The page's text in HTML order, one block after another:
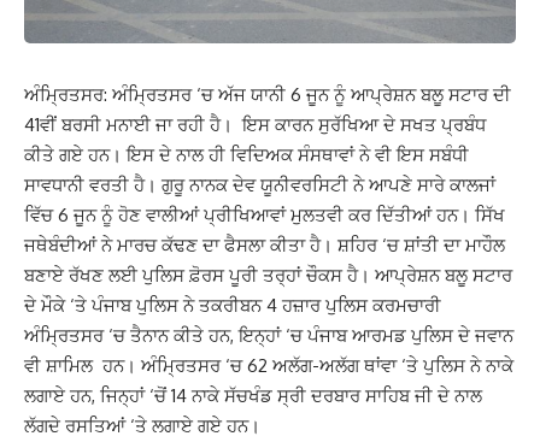
ਅੰਮ੍ਰਿਤਸਰ: ਅੰਮ੍ਰਿਤਸਰ ‘ਚ ਅੱਜ ਯਾਨੀ 6 ਜੂਨ ਨੂੰ ਆਪ੍ਰੇਸ਼ਨ ਬਲੂ ਸਟਾਰ ਦੀ
41ਵੀਂ ਬਰਸੀ ਮਨਾਈ ਜਾ ਰਹੀ ਹੈ। ਇਸ ਕਾਰਨ ਸੁਰੱਖਿਆ ਦੇ ਸਖਤ ਪ੍ਰਬੰਧ
ਕੀਤੇ ਗਏ ਹਨ। ਇਸ ਦੇ ਨਾਲ ਹੀ ਵਿਦਿਅਕ ਸੰਸਥਾਵਾਂ ਨੇ ਵੀ ਇਸ ਸਬੰਧੀ
ਸਾਵਧਾਨੀ ਵਰਤੀ ਹੈ। ਗੁਰੂ ਨਾਨਕ ਦੇਵ ਯੂਨੀਵਰਸਿਟੀ ਨੇ ਆਪਣੇ ਸਾਰੇ ਕਾਲਜਾਂ
ਵਿੱਚ 6 ਜੂਨ ਨੂੰ ਹੋਣ ਵਾਲੀਆਂ ਪ੍ਰੀਖਿਆਵਾਂ ਮੁਲਤਵੀ ਕਰ ਦਿੱਤੀਆਂ ਹਨ। ਸਿੱਖ
ਜਥੇਬੰਦੀਆਂ ਨੇ ਮਾਰਚ ਕੱਢਣ ਦਾ ਫੈਸਲਾ ਕੀਤਾ ਹੈ। ਸ਼ਹਿਰ ‘ਚ ਸ਼ਾਂਤੀ ਦਾ ਮਾਹੌਲ
ਬਣਾਏ ਰੱਖਣ ਲਈ ਪੁਲਿਸ ਫ਼ੋਰਸ ਪੂਰੀ ਤਰ੍ਹਾਂ ਚੌਕਸ ਹੈ। ਆਪ੍ਰੇਸ਼ਨ ਬਲੂ ਸਟਾਰ
ਦੇ ਮੌਕੇ ‘ਤੇ ਪੰਜਾਬ ਪੁਲਿਸ ਨੇ ਤਕਰੀਬਨ 4 ਹਜ਼ਾਰ ਪੁਲਿਸ ਕਰਮਚਾਰੀ
ਅੰਮ੍ਰਿਤਸਰ ‘ਚ ਤੈਨਾਨ ਕੀਤੇ ਹਨ, ਇਨ੍ਹਾਂ ‘ਚ ਪੰਜਾਬ ਆਰਮਡ ਪੁਲਿਸ ਦੇ ਜਵਾਨ
ਵੀ ਸ਼ਾਮਿਲ ਹਨ। ਅੰਮ੍ਰਿਤਸਰ ‘ਚ 62 ਅਲੱਗ-ਅਲੱਗ ਥਾਂਵਾ ‘ਤੇ ਪੁਲਿਸ ਨੇ ਨਾਕੇ
ਲਗਾਏ ਹਨ, ਜਿਨ੍ਹਾਂ ‘ਚੋਂ 14 ਨਾਕੇ ਸੱਚਖੰਡ ਸ੍ਰੀ ਦਰਬਾਰ ਸਾਹਿਬ ਜੀ ਦੇ ਨਾਲ
ਲੱਗਦੇ ਰਸਤਿਆਂ ‘ਤੇ ਲਗਾਏ ਗਏ ਹਨ।